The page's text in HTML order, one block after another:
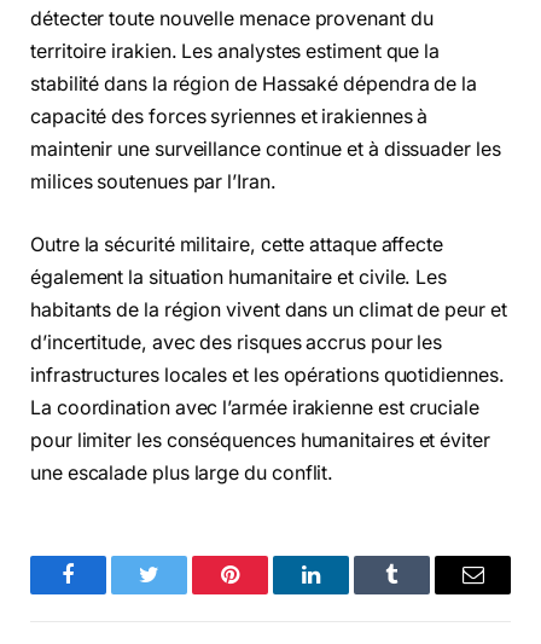
détecter toute nouvelle menace provenant du
territoire irakien. Les analystes estiment que la
stabilité dans la région de Hassaké dépendra de la
capacité des forces syriennes et irakiennes à
maintenir une surveillance continue et à dissuader les
milices soutenues par l’Iran.
Outre la sécurité militaire, cette attaque affecte
également la situation humanitaire et civile. Les
habitants de la région vivent dans un climat de peur et
d’incertitude, avec des risques accrus pour les
infrastructures locales et les opérations quotidiennes.
La coordination avec l’armée irakienne est cruciale
pour limiter les conséquences humanitaires et éviter
une escalade plus large du conflit.
FacebookTwitter Pinterest LinkedInTumblr Email